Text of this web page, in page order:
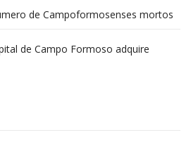
de Campoformosenses mortos
morreram em desabamentos são
de Campo Formoso adquire